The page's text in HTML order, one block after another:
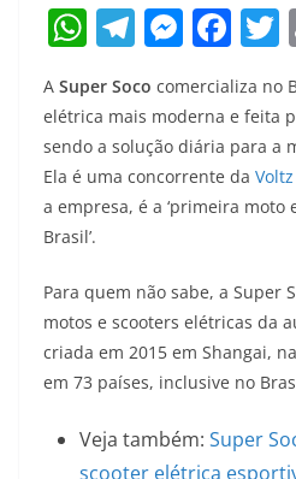
W
at
s
A
p
p
T
e
gr
a
m
M
ss
e
n
g
F
a
c
e
b
o
k
A Super Soco comercializa no
elétrica mais moderna e feita
sendo a solução diária para a
Ela é uma concorrente da Voltz
a empresa, é a ‘primeira
Brasil’.
Para quem não sabe, a Super
motos e scooters elétricas da
criada em 2015 em Shangai,
em 73 países, inclusive no
Veja também: Super
scooter elétrica